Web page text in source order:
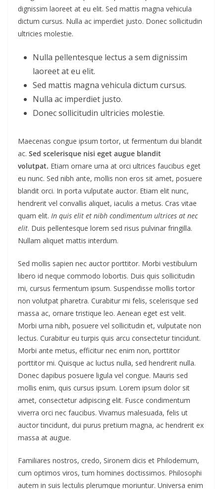
dignissim laoreet at eu elit. Sed mattis magna vehicula
dictum cursus. Nulla ac imperdiet justo. Donec sollicitudin
ultricies molestie.
Nulla pellentesque lectus a sem dignissim
laoreet at eu elit.
Sed mattis magna vehicula dictum cursus.
Nulla ac imperdiet justo.
Donec sollicitudin ultricies molestie.
Maecenas congue ipsum tortor, ut fermentum dui blandit
ac. Sed scelerisque nisi eget augue blandit
volutpat. Etiam ornare urna at orci ultrices faucibus eget
eu nunc. Sed nibh ante, mollis non eros sit amet, posuere
blandit orci. In porta vulputate auctor. Etiam elit nunc,
hendrerit vel convallis aliquet, iaculis a metus. Cras vitae
quam elit. In quis elit et nibh condimentum ultrices at nec
elit. Duis pellentesque lorem sed risus pulvinar fringilla.
Nullam aliquet mattis interdum.
Sed mollis sapien nec auctor porttitor. Morbi vestibulum
libero id neque commodo lobortis. Duis quis sollicitudin
mi, cursus fermentum ipsum. Suspendisse mollis tortor
non volutpat pharetra. Curabitur mi felis, scelerisque sed
massa ac, ornare tristique leo. Aenean eget est velit.
Morbi urna nibh, posuere vel sollicitudin et, vulputate non
lectus. Curabitur eu turpis quis arcu consectetur tincidunt.
Morbi ante metus, efficitur nec enim non, porttitor
porttitor mi. Quisque ac luctus nulla, sed hendrerit nulla.
Donec dapibus posuere ligula vel congue. Mauris sed
mollis enim, quis cursus ipsum. Lorem ipsum dolor sit
amet, consectetur adipiscing elit. Fusce condimentum
viverra orci nec faucibus. Vivamus malesuada, felis ut
auctor tincidunt, dui purus pretium magna, ac hendrerit ex
massa at augue.
Familiares nostros, credo, Sironem dicis et Philodemum,
cum optimos viros, tum homines doctissimos. Philosophi
autem in suis lectulis plerumque moriuntur. Universa enim